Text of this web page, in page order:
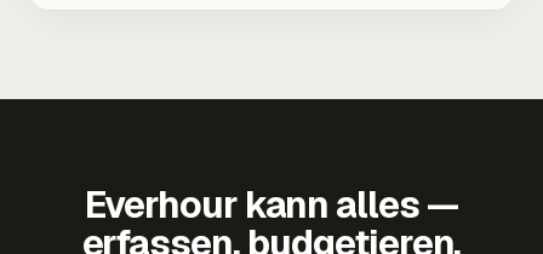
Everhour kann alles —
erfassen, budgetieren,